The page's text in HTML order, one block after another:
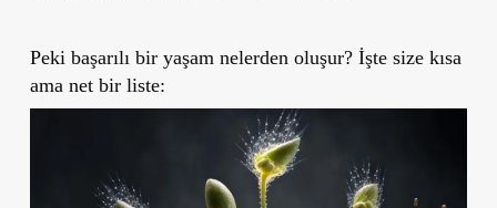
Peki başarılı bir yaşam nelerden oluşur? İşte size kısa
ama net bir liste: